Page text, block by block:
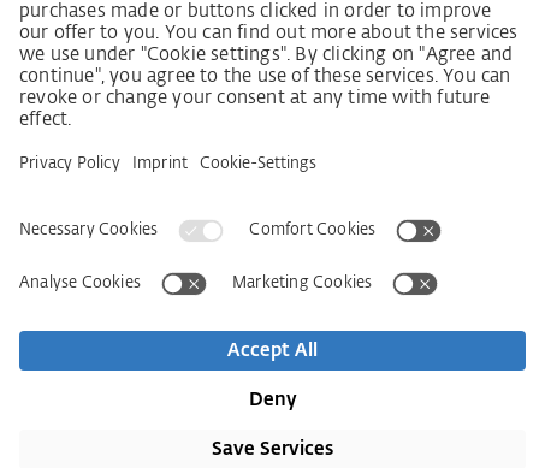
Lieferkettensorgfaltspflichtengesetz
Lieferantenkodex
LkSG-Merkblatt für Lieferanten
Beschwerdeverfahren
Impressum
AVB
Dichiarazione sull‘Accessibilità